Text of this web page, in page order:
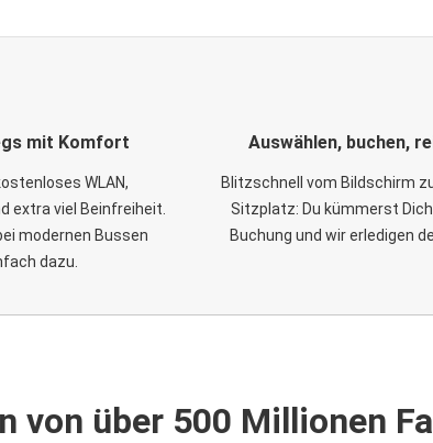
mit Komfort
WLAN,
extra viel Beinfreiheit.
modernen Bussen
dazu.
Auswählen, buchen,
Blitzschnell vom Bildschirm
Sitzplatz: Du kümmerst
Buchung und wir erledigen
von über 500 Millionen